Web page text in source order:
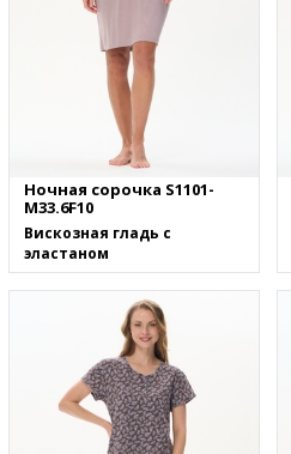
Ночная сорочка S1101-
M33.6F10
Вискозная гладь с
эластаном